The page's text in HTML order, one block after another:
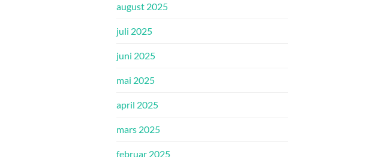
august 2025
juli 2025
juni 2025
mai 2025
april 2025
mars 2025
februar 2025